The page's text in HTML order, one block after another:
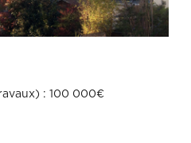
: 100 000€